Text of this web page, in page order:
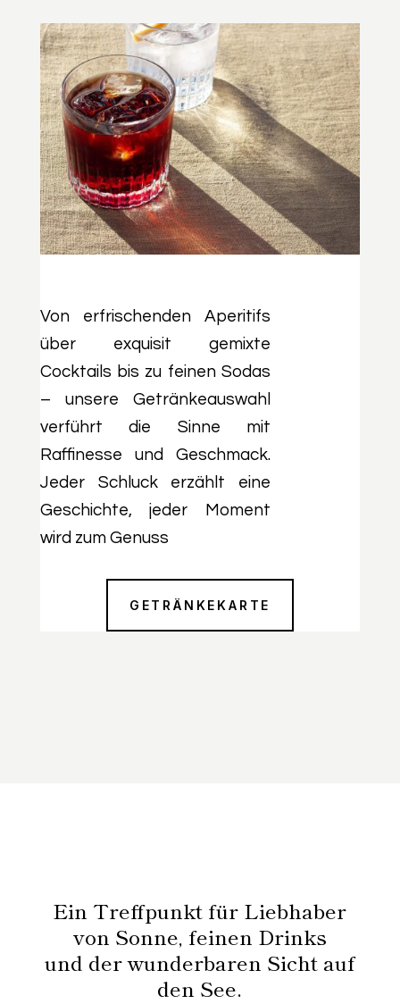
Von erfrischenden Aperitifs
über exquisit gemixte
Cocktails bis zu feinen Sodas
– unsere Getränkeauswahl
verführt die Sinne mit
Raffinesse und Geschmack.
Jeder Schluck erzählt eine
Geschichte, jeder Moment
wird zum Genuss
GETRÄNKEKARTE
Ein Treffpunkt für Liebhaber
von Sonne, feinen Drinks
und der wunderbaren Sicht auf
den See.